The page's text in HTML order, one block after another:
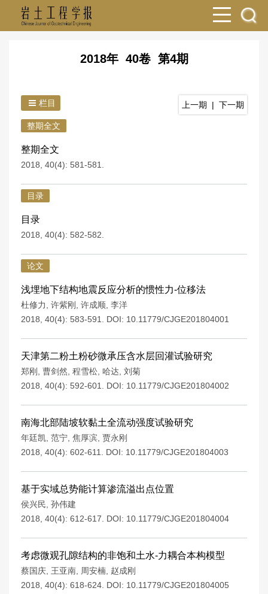
2018年 40卷 第4期
栏目 上一期 | 下一期
整期全文
整期全文
2018, 40(4): 581-581.
目录
目录
2018, 40(4): 582-582.
论文
浅埋地下结构地震反应分析的惯性力-位移法
杜修力 许紫刚 许成顺 李洋
2018, 40(4): 583-591.
DOI: 10.11779/CJGE201804001
天津第二粉土粉砂微承压含水层回灌试验研究
郑刚 曹剑然 程雪松 哈达 刘菊
2018, 40(4): 592-601.
DOI: 10.11779/CJGE201804002
南海北部陆坡软黏土全流动强度试验研究
年廷凯 范宁 焦厚滨 贾永刚
2018, 40(4): 602-611.
DOI: 10.11779/CJGE201804003
基于实域总势能计算渗流溢出点位置
侯兴民 孙伟建
2018, 40(4): 612-617.
DOI: 10.11779/CJGE201804004
考虑微观孔隙结构的非饱和土水-力耦合本构模型
蔡国庆 王亚南 周安楠 赵成刚
2018, 40(4): 618-624. DOI: 10.11779/CJGE201804005